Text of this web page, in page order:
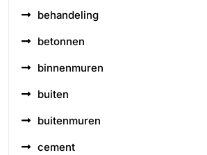
behandeling
betonnen
binnenmuren
buiten
buitenmuren
cement